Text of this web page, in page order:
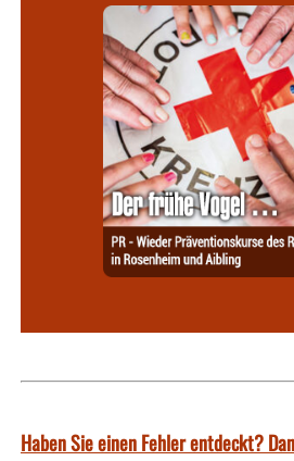
Haben Sie einen Fehler entdeckt?